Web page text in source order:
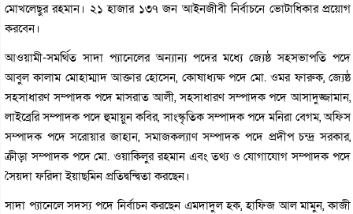
মোখলেছুর রহমান। ২১ হাজার ১৩৭ জন আইনজীবী নির্বাচনে ভোটাধিকার প্রয়োগ
করবেন।
আওয়ামী-সমর্থিত সাদা প্যানেলের অন্যান্য পদের মধ্যে জ্যেষ্ঠ সহসভাপতি পদে
আবুল কালাম মোহাম্মাদ আক্তার হোসেন, কোষাধ্যক্ষ পদে মো. ওমর ফারুক, জ্যেষ্ঠ
সহসাধারণ সম্পাদক পদে মাসরাত আলী, সহসাধারণ সম্পাদক পদে আসাদুজ্জামান,
লাইব্রেরি সম্পাদক পদে হুমায়ুন কবির, সাংস্কৃতিক সম্পাদক পদে মনিরা বেগম, অফিস
সম্পাদক পদে সরোয়ার জাহান, সমাজকল্যাণ সম্পাদক পদে প্রদীপ চন্দ্র সরকার,
ক্রীড়া সম্পাদক পদে মো. ওয়াকিলুর রহমান এবং তথ্য ও যোগাযোগ সম্পাদক পদে
সৈয়দা ফরিদা ইয়াছমিন প্রতিদ্বন্দ্বিতা করছেন।
সাদা প্যানেলে সদস্য পদে নির্বাচন করছেন এমদাদুল হক, হাফিজ আল মামুন, কাজী